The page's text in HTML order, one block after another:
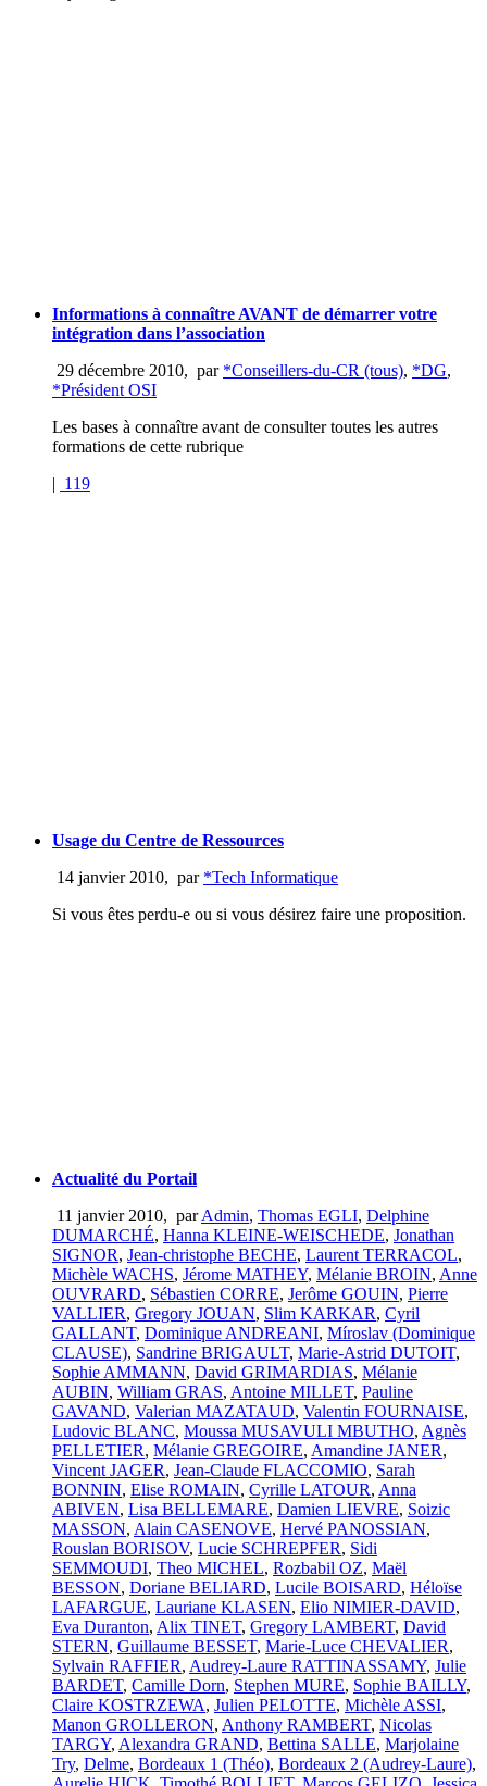
Informations à connaître AVANT de démarrer votre
intégration dans l’association
29 décembre 2010, par *Conseillers-du-CR (tous), *DG,
*Président OSI
Les bases à connaître avant de consulter toutes les autres
formations de cette rubrique
| 119
Usage du Centre de Ressources
14 janvier 2010, par *Tech Informatique
Si vous êtes perdu-e ou si vous désirez faire une proposition.
Actualité du Portail
11 janvier 2010, parAdmin, Thomas EGLI, Delphine
DUMARCHÉ, Hanna KLEINE-WEISCHEDE, Jonathan
SIGNOR, Jean-christophe BECHE, Laurent TERRACOL,
Michèle WACHS, Jérome MATHEY, Mélanie BROIN, Anne
OUVRARD, Sébastien CORRE, Jerôme GOUIN, Pierre
VALLIER, Gregory JOUAN, Slim KARKAR, Cyril
GALLANT, Dominique ANDREANI, Míroslav (Dominique
CLAUSE), Sandrine BRIGAULT, Marie-Astrid DUTOIT,
Sophie AMMANN, David GRIMARDIAS, Mélanie
AUBIN, William GRAS, Antoine MILLET, Pauline
GAVAND, Valerian MAZATAUD, Valentin FOURNAISE,
Ludovic BLANC, Moussa MUSAVULI MBUTHO, Agnès
PELLETIER, Mélanie GREGOIRE, Amandine JANER,
Vincent JAGER, Jean-Claude FLACCOMIO, Sarah
BONNIN, Elise ROMAIN, Cyrille LATOUR, Anna
ABIVEN, Lisa BELLEMARE, Damien LIEVRE, Soizic
MASSON, Alain CASENOVE, Hervé PANOSSIAN,
Rouslan BORISOV, Lucie SCHREPFER, Sidi
SEMMOUDI, Theo MICHEL, Rozbabil OZ, Maël
BESSON, Doriane BELIARD, Lucile BOISARD, Héloïse
LAFARGUE, Lauriane KLASEN, Elio NIMIER-DAVID,
Eva Duranton, Alix TINET, Gregory LAMBERT, David
STERN, Guillaume BESSET, Marie-Luce CHEVALIER,
Sylvain RAFFIER, Audrey-Laure RATTINASSAMY, Julie
BARDET, Camille Dorn, Stephen MURE, Sophie BAILLY,
Claire KOSTRZEWA, Julien PELOTTE, Michèle ASSI,
Manon GROLLERON, Anthony RAMBERT, Nicolas
TARGY, Alexandra GRAND, Bettina SALLE, Marjolaine
Try, Delme, Bordeaux 1 (Théo), Bordeaux 2 (Audrey-Laure),